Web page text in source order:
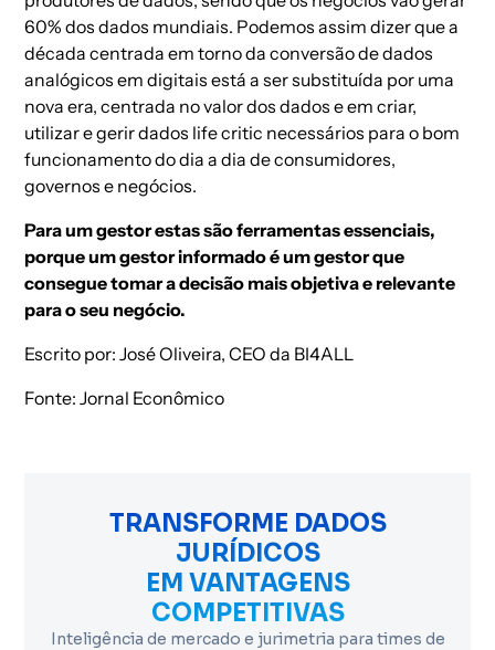
60% dos dados mundiais. Podemos assim dizer que a
década centrada em torno da conversão de dados
analógicos em digitais está a ser substituída por uma
nova era, centrada no valor dos dados e em criar,
utilizar e gerir dados life critic necessários para o bom
funcionamento do dia a dia de consumidores,
governos e negócios.
Para um gestor estas são ferramentas essenciais,
porque um gestor informado é um gestor que
consegue tomar a decisão mais objetiva e relevante
para o seu negócio.
Escrito por:José Oliveira, CEO da BI4ALL
Fonte:Jornal Econômico
TRANSFORME DADOS
JURÍDICOS
EM VANTAGENS
COMPETITIVAS
Inteligência de mercado e jurimetria para times de